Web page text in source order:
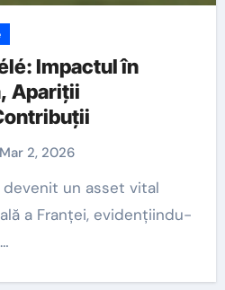
Impactul în
Apariții
Mar 2, 2026
a Franței, evidențiindu-